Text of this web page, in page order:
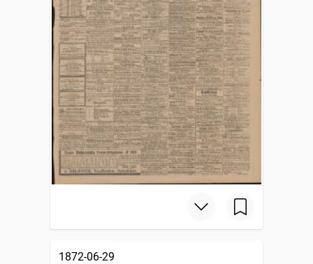
1872-06-29